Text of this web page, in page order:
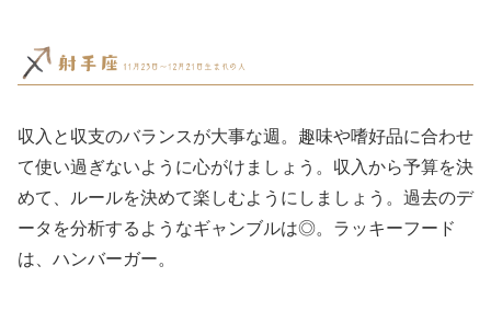
収入と収支のバランスが大事な週。趣味や嗜好品に合わせ
て使い過ぎないように心がけましょう。収入から予算を決
めて、ルールを決めて楽しむようにしましょう。過去のデ
ータを分析するようなギャンブルは◎。ラッキーフード
は、ハンバーガー。